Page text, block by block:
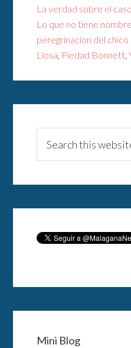
La verdad sobre el
Lo que no tiene nombre
peregrinacion del chico
Llosa, Piedad Bonnett,
Mini Blog